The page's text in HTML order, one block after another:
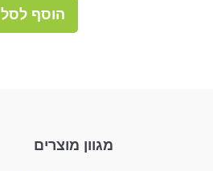
הוסף לסל
מגוון מוצרים